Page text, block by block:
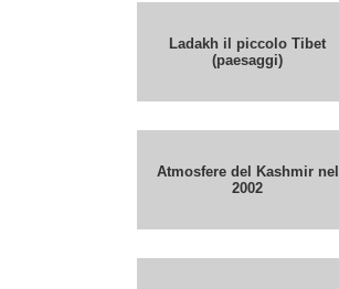
Ladakh il piccolo Tibet
(paesaggi)
Atmosfere del Kashmir nel
2002